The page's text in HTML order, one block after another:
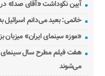
آیین نکوداشت «آقای صدا» در
خاتمی: بعید می‌دانم اسرائیل
«موزه سینمای ایران»
هفت فیلم مطرح سال سینمای
می‌شوند